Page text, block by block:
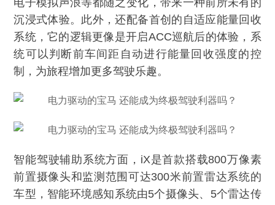
沉浸式体验。此外，还配备首创的自适应能量回收
系统，它的逻辑更像是开启ACC巡航后的体验，系
统可以判断前车间距自动进行能量回收强度的控
制，为旅程增加更多驾驶乐趣。
智能驾驶辅助系统方面，iX是首款搭载800万像素
前置摄像头和监测范围可达300米前置雷达系统的
车型，智能环境感知系统由5个摄像头、5个雷达传